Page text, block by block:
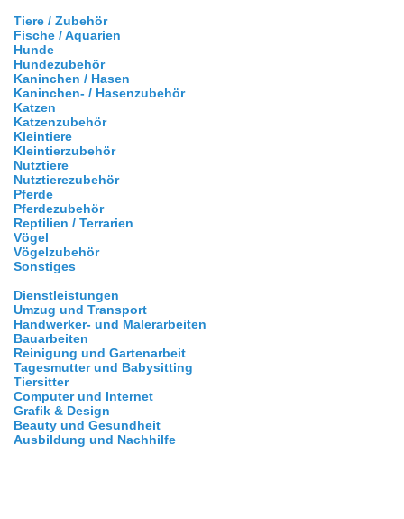
Tiere / Zubehör
Fische / Aquarien
Hunde
Hundezubehör
Kaninchen / Hasen
Kaninchen- / Hasenzubehör
Katzen
Katzenzubehör
Kleintiere
Kleintierzubehör
Nutztiere
Nutztierezubehör
Pferde
Pferdezubehör
Reptilien / Terrarien
Vögel
Vögelzubehör
Sonstiges
Dienstleistungen
Umzug und Transport
Handwerker- und Malerarbeiten
Bauarbeiten
Reinigung und Gartenarbeit
Tagesmutter und Babysitting
Tiersitter
Computer und Internet
Grafik & Design
Beauty und Gesundheit
Ausbildung und Nachhilfe